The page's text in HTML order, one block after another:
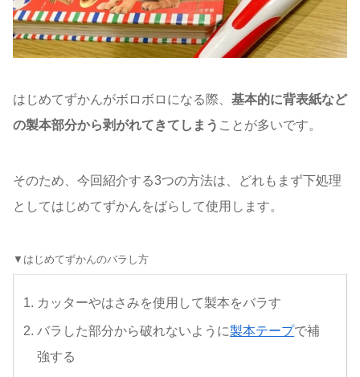
はじめてずかんがボロボロになる際、 基本的に背表紙など
の製本部分から剥がれてきてしまう ことが多いです。
そのため、今回紹介する3つの方法は、どれもまず下処理
としてはじめてずかんをばらして使用します。
▼はじめてずかんのバラし方
カッターやはさみを使用して製本をバラす
バラした部分から破れないように製本テープで補
強する